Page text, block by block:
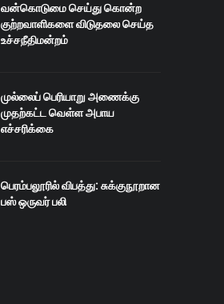
வன்கொடுமை செய்து கொன்ற
குற்றவாளிகளை விடுதலை செய்த
உச்சநீதிமன்றம்
முல்லைப் பெரியாறு அணைக்கு
முதற்கட்ட வெள்ள அபாய
எச்சரிக்கை
பெரம்பலூரில் விபத்து: சுக்குநூறான
பஸ் ஒருவர் பலி